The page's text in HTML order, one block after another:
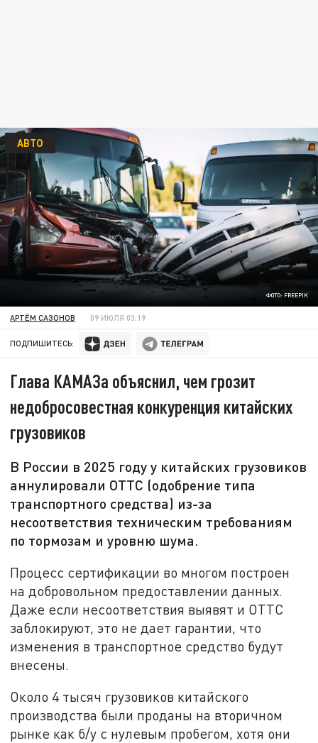
ФОТО: FREEPIK
АВТО
АРТЁМ САЗОНОВ 09 ИЮЛЯ 03:19
ПОДПИШИТЕСЬ:
Глава КАМАЗа объяснил, чем грозит
недобросовестная конкуренция китайских
грузовиков
В России в 2025 году у китайских грузовиков
аннулировали ОТТС (одобрение типа
транспортного средства) из-за
несоответствия техническим требованиям
по тормозам и уровню шума.
Процесс сертификации во многом построен
на добровольном предоставлении данных.
Даже если несоответствия выявят и ОТТС
заблокируют, это не дает гарантии, что
изменения в транспортное средство будут
внесены.
Около 4 тысяч грузовиков китайского
производства были проданы на вторичном
рынке как б/у с нулевым пробегом, хотя они